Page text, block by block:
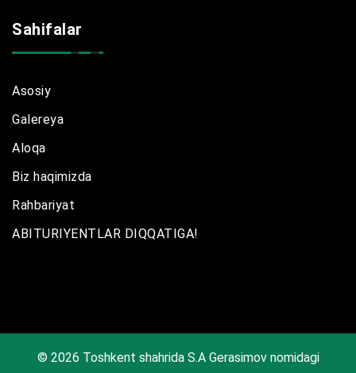
Sahifalar
Asosiy
Galereya
Aloqa
Biz haqimizda
Rahbariyat
ABITURIYENTLAR DIQQATIGA!
© 2026 Toshkent shahrida S.A Gerasimov nomidagi